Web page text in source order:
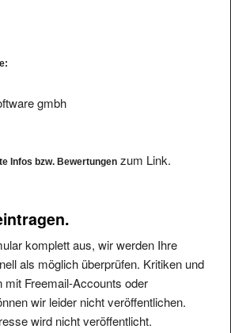
gmbh
Infos bzw. Bewertungen zum Link.
komplett aus, wir werden Ihre
als möglich überprüfen. Kritiken und
mit Freemail-Accounts oder
wir leider nicht veröffentlichen.
wird nicht veröffentlicht.